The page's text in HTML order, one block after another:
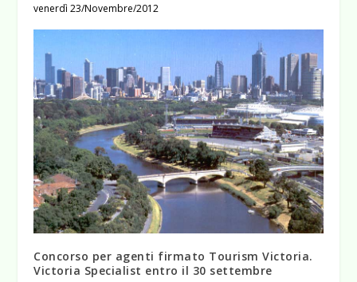
venerdì 23/Novembre/2012
Concorso per agenti firmato Tourism Victoria.
Victoria Specialist entro il 30 settembre